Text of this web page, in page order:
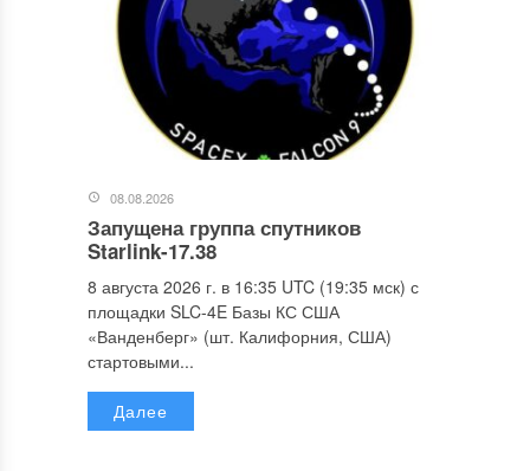
08.08.2026
Запущена группа спутников
Starlink-17.38
8 августа 2026 г. в 16:35 UTC (19:35 мск) с
площадки SLC-4E Базы КС США
«Ванденберг» (шт. Калифорния, США)
стартовыми...
Далее